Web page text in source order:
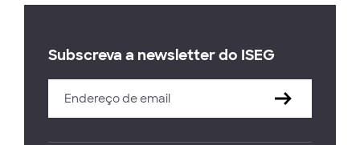
Subscreva a newsletter do ISEG